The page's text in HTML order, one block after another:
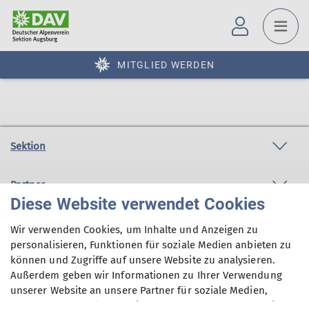
MITGLIED WERDEN
Sektion
Partner
Service
Sektion Augsburg des Deutschen Alpenvereins e.V.
Peutingerstr. 24
Diese Website verwendet Cookies
Wir verwenden Cookies, um Inhalte und Anzeigen zu
personalisieren, Funktionen für soziale Medien anbieten zu
können und Zugriffe auf unsere Website zu analysieren.
Außerdem geben wir Informationen zu Ihrer Verwendung
unserer Website an unsere Partner für soziale Medien,
Werbung und Analysen weiter. Unsere Partner führen diese